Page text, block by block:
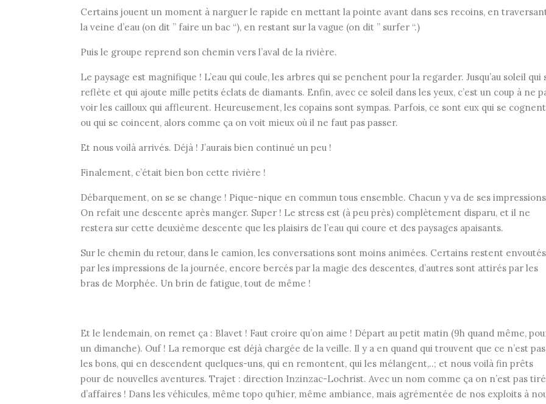
Certains jouent un moment à narguer le rapide en mettant la pointe avant dans ses recoins, en
la veine d’eau (on dit ” faire un bac “), en restant sur la vague (on dit ” surfer “.)
Puis le groupe reprend son chemin vers l’aval de la rivière.
Le paysage est magnifique ! L’eau qui coule, les arbres qui se penchent pour la regarder. Jusqu’au soleil qui
reflète et qui ajoute mille petits éclats de diamants. Enfin, avec ce soleil dans les yeux, c’est un coup à ne
voir les cailloux qui affleurent. Heureusement, les copains sont sympas. Parfois, ce sont eux qui se cognent
ou qui se coincent, alors comme ça on voit mieux où il ne faut pas passer.
Et nous voilà arrivés. Déjà ! J’aurais bien continué un peu !
Finalement, c’était bien bon cette rivière !
Débarquement, on se se change ! Pique-nique en commun tous ensemble. Chacun y va de ses
On refait une descente après manger. Super ! Le stress est (à peu près) complètement disparu, et il ne
restera sur cette deuxième descente que les plaisirs de l’eau qui coure et des paysages apaisants.
Sur le chemin du retour, dans le camion, les conversations sont moins animées. Certains restent envoutés
par les impressions de la journée, encore bercés par la magie des descentes, d’autres sont attirés par les
bras de Morphée. Un brin de fatigue, tout de même !
Et le lendemain, on remet ça : Blavet ! Faut croire qu’on aime ! Départ au petit matin (9h quand même,
un dimanche). Ouf ! La remorque est déjà chargée de la veille. Il y a en quand qui trouvent que ce n’est pas
les bons, qui en descendent quelques-uns, qui en remontent, qui les mélangent,..; et nous voilà fin prêts
pour de nouvelles aventures. Trajet : direction Inzinzac-Lochrist. Avec un nom comme ça on n’est pas tiré
d’affaires ! Dans les véhicules, même topo qu’hier, même ambiance, mais agrémentée de nos exploits à